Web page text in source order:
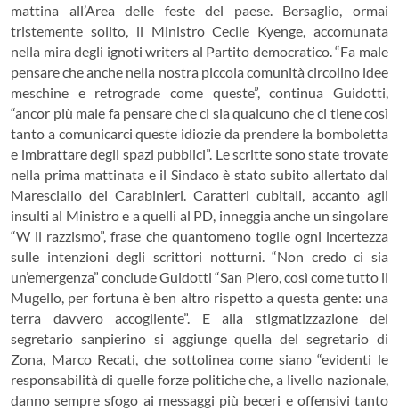
mattina all’Area delle feste del paese. Bersaglio, ormai
tristemente solito, il Ministro Cecile Kyenge, accomunata
nella mira degli ignoti writers al Partito democratico.“Fa male
pensare che anche nella nostra piccola comunità circolino idee
meschine e retrograde come queste”, continua Guidotti,
“ancor più male fa pensare che ci sia qualcuno che ci tiene così
tanto a comunicarci queste idiozie da prendere la bomboletta
e imbrattare degli spazi pubblici”. Le scritte sono state trovate
nella prima mattinata e il Sindaco è stato subito allertato dal
Maresciallo dei Carabinieri. Caratteri cubitali, accanto agli
insulti al Ministro e a quelli al PD, inneggia anche un singolare
“W il razzismo”, frase che quantomeno toglie ogni incertezza
sulle intenzioni degli scrittori notturni. “Non credo ci sia
un’emergenza” conclude Guidotti “San Piero, così come tutto il
Mugello, per fortuna è ben altro rispetto a questa gente: una
terra davvero accogliente”. E alla stigmatizzazione del
segretario sanpierino si aggiunge quella del segretario di
Zona, Marco Recati, che sottolinea come siano “evidenti le
responsabilità di quelle forze politiche che, a livello nazionale,
danno sempre sfogo ai messaggi più beceri e offensivi tanto